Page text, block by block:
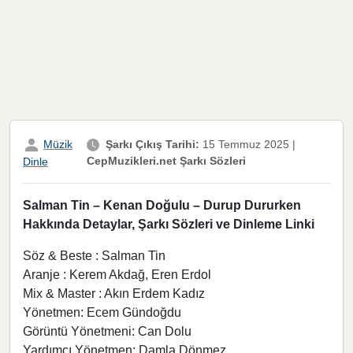
Müzik
Dinle
Şarkı Çıkış Tarihi: 15 Temmuz 2025 |
CepMuzikleri.net Şarkı Sözleri
Salman Tin – Kenan Doğulu – Durup Dururken
Hakkında Detaylar, Şarkı Sözleri ve Dinleme Linki
Söz & Beste : Salman Tin
Aranje : Kerem Akdağ, Eren Erdol
Mix & Master : Akın Erdem Kadız
Yönetmen: Ecem Gündoğdu
Görüntü Yönetmeni: Can Dolu
Yardımcı Yönetmen: Damla Dönmez